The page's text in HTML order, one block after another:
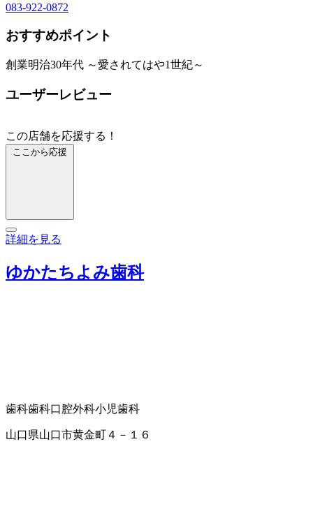
083-922-0872
おすすめポイント
創業明治30年代 ～愛されてはや1世紀～
ユーザーレビュー
この店舗を応援する！
ここから応援
詳細を見る
ゆかたちよみ歯科
歯科歯科口腔外科小児歯科
山口県山口市黄金町４－１６